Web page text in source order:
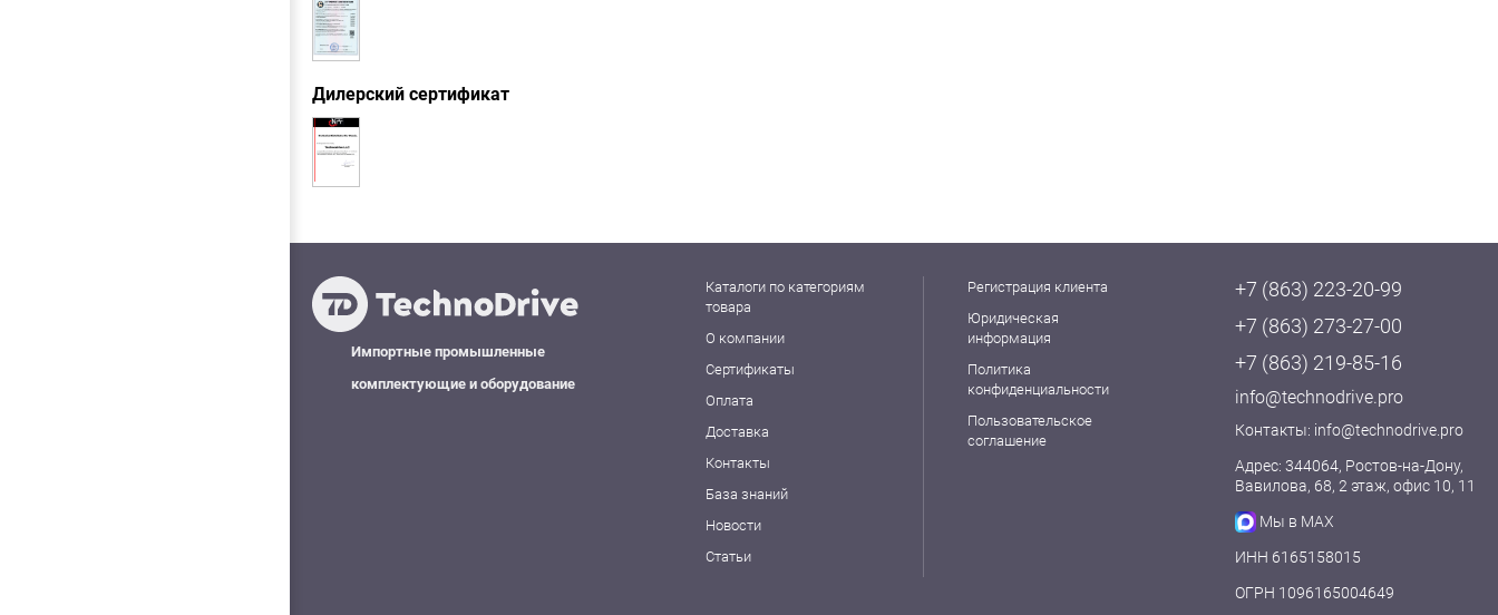
Дилерский сертификат
Импортные промышленные
комплектующие и оборудование
Каталоги по категориям
товара
О компании
Сертификаты
Оплата
Доставка
Контакты
База знаний
Новости
Статьи
Регистрация клиента
Юридическая
информация
Политика
конфиденциальности
Пользовательское
соглашение
+7 (863) 223-20-99
+7 (863) 273-27-00
+7 (863) 219-85-16
info@technodrive.pro
Контакты: info@technodrive.pro
Адрес: 344064, Ростов-на-Дону,
Вавилова, 68, 2 этаж, офис 10, 11
Мы в MAX
ИНН 6165158015
ОГРН 1096165004649